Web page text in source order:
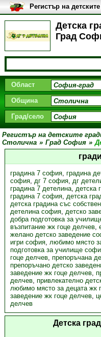
Детска
Град
Регистър на
България
Област
Община
Град/село
Регистър на детските
Столична » Град София »
градина 7 софия, градина
софия, дг 7 софия, дг
градина 7 детелина, детска
градина 7 софия, детска
детска градина със
детелина софия, детско
добра подготовка за
възпитание жк гоце делчев,
желано детско заведение
игри софия, любимо място
подготовка за училище
гоце делчев, препоръчана
препоръчано детско
заведение жк гоце делчев,
делчев, привлекателно
любимо място за децата жк
заведение жк гоце делчев,
делчев
Детска